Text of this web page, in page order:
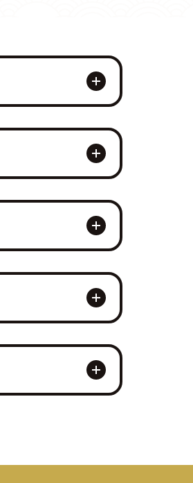
わう贅沢」を
を得られま
にありま
適なプラット
ントの形で